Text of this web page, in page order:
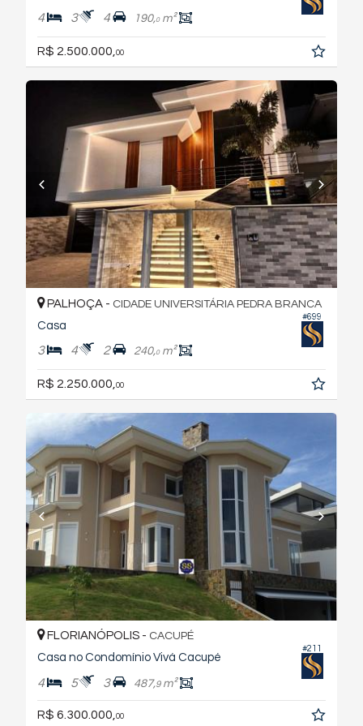
4 3 4 190,0m²
R$ 2.500.000,00
#699
PALHOÇA - CIDADE UNIVERSITÁRIA PEDRA BRANCA
Casa
3 4 2 240,0m²
R$ 2.250.000, 00
#211
FLORIANÓPOLIS - CACUPÉ
Casa no Condomínio Vivá Cacupé
4 5 3 487,9m²
R$ 6.300.000,00